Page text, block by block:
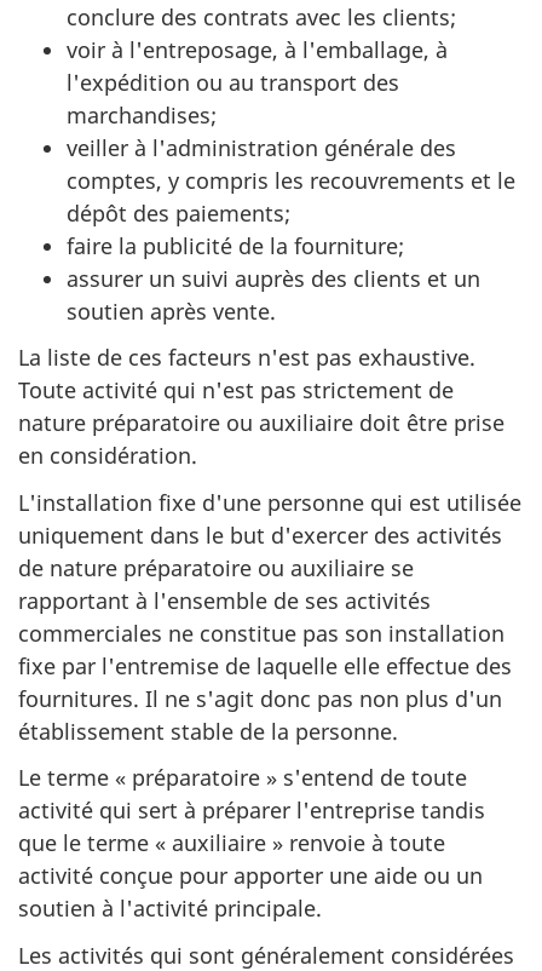
conclure des contrats avec les clients;
voir à l'entreposage, à l'emballage, à
l'expédition ou au transport des
marchandises;
veiller à l'administration générale des
comptes, y compris les recouvrements et le
dépôt des paiements;
faire la publicité de la fourniture;
assurer un suivi auprès des clients et un
soutien après vente.
La liste de ces facteurs n'est pas exhaustive.
Toute activité qui n'est pas strictement de
nature préparatoire ou auxiliaire doit être prise
en considération.
L'installation fixe d'une personne qui est utilisée
uniquement dans le but d'exercer des activités
de nature préparatoire ou auxiliaire se
rapportant à l'ensemble de ses activités
commerciales ne constitue pas son installation
fixe par l'entremise de laquelle elle effectue des
fournitures. Il ne s'agit donc pas non plus d'un
établissement stable de la personne.
Le terme « préparatoire » s'entend de toute
activité qui sert à préparer l'entreprise tandis
que le terme « auxiliaire » renvoie à toute
activité conçue pour apporter une aide ou un
soutien à l'activité principale.
Les activités qui sont généralement considérées